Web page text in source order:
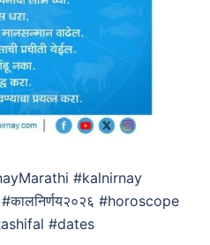
#kalnirnay
#horoscope
#dates